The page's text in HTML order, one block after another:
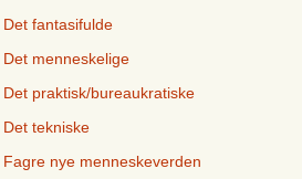
Det fantasifulde
Det menneskelige
Det praktisk/bureaukratiske
Det tekniske
Fagre nye menneskeverden